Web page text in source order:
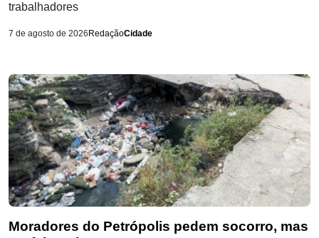
trabalhadores
7 de agosto de 2026 RedaçãoCidade
Moradores do Petrópolis pedem socorro, mas